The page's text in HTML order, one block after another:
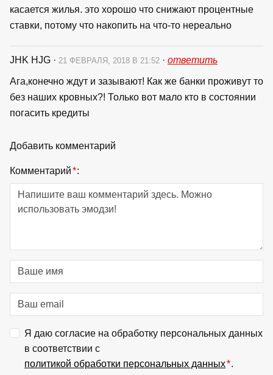
касается жилья. это хорошо что снижают процентные
ставки, потому что накопить на что-то нереально
JHK HJG · 21 ФЕВРАЛЯ, 2018 В 21:52 · ответить
Ага,конечно ждут и зазывают! Как же банки проживут то
без наших кровных?! Только вот мало кто в состоянии
погасить кредиты
Добавить комментарий
Комментарий*:
Я даю согласие на обработку персональных данных
в соответствии с
политикой обработки персональных данных*.